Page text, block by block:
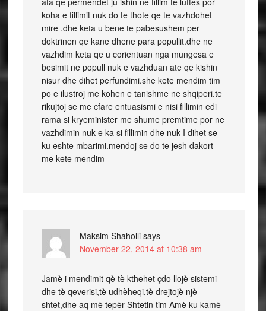
koha e fillimit nuk do te thote qe te vazhdohet
mire .dhe keta u bene te pabesushem per
doktrinen qe kane dhene para popullit.dhe ne
vazhdim keta qe u corientuan nga mungesa e
besimit ne popull nuk e vazhduan ate qe kishin
nisur dhe dihet perfundimi.she kete mendim tim
po e ilustroj me kohen e tanishme ne shqiperi.te
rikujtoj se me cfare entuasismi e nisi fillimin edi
rama si kryeminister me shume premtime por ne
vazhdimin nuk e ka si fillimin dhe nuk I dihet se
ku eshte mbarimi.mendoj se do te jesh dakort
me kete mendim
Maksim Shaholli says
November 22, 2014 at 10:38 am
Jamè i mendimit qè tè kthehet çdo llojè sistemi
dhe tè qeverisi,tè udhèheqi,tè drejtojè njè
shtet,dhe aq mè tepèr Shtetin tim Amè ku kamè